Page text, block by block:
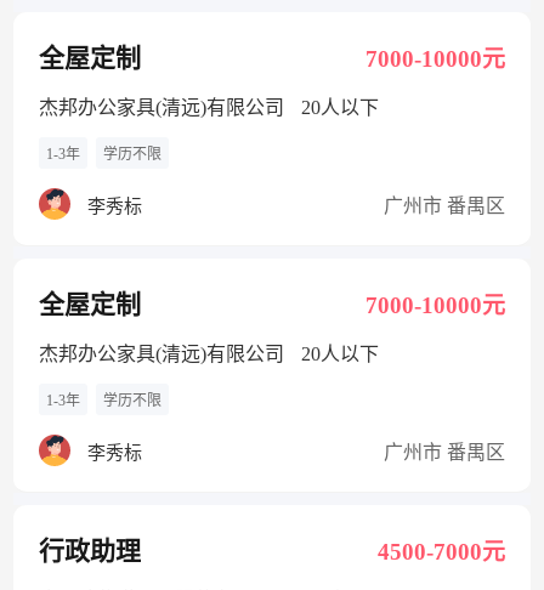
全屋定制 7000-10000元
杰邦办公家具(清远)有限公司 20人以下
1-3年 学历不限
李秀标 广州市 番禺区
全屋定制 7000-10000元
杰邦办公家具(清远)有限公司 20人以下
1-3年 学历不限
李秀标 广州市 番禺区
行政助理 4500-7000元